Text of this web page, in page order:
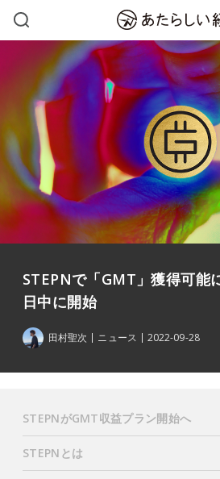
STEPNで「GMT」獲得可能
日中に開始
田村聖次 ニュース 2022-09-28
STEPNがGMT収益プラン開始へ
STEPNとは